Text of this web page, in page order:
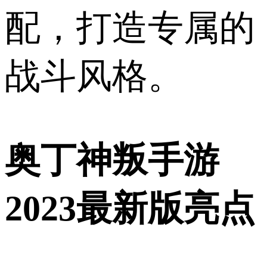
配，打造专属的
战斗风格。
奥丁神叛手游
2023最新版亮点